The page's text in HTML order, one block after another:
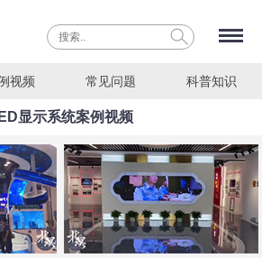
视频 常见问题 科普知识
显示系统案例视频